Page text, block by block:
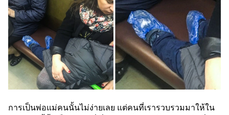
การเป็นพ่อแม่คนนั้นไม่ง่ายเลย แต่คนที่เรารวบรวมมาให้ใน